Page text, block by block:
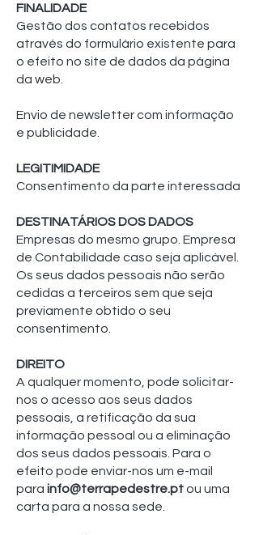
FINALIDADE
Gestão dos contatos recebidos
através do formulário existente para
o efeito no site de dados da página
da web.
Envio de newsletter com informação
e publicidade.
LEGITIMIDADE
Consentimento da parte interessada
DESTINATÁRIOS DOS DADOS
Empresas do mesmo grupo. Empresa
de Contabilidade caso seja aplicável.
Os seus dados pessoais não serão
cedidas a terceiros sem que seja
previamente obtido o seu
consentimento.
DIREITO
A qualquer momento, pode solicitar-
nos o acesso aos seus dados
pessoais, a retificação da sua
informação pessoal ou a eliminação
dos seus dados pessoais. Para o
efeito pode enviar-nos um e-mail
para info@terrapedestre.ptou uma
carta para a nossa sede.